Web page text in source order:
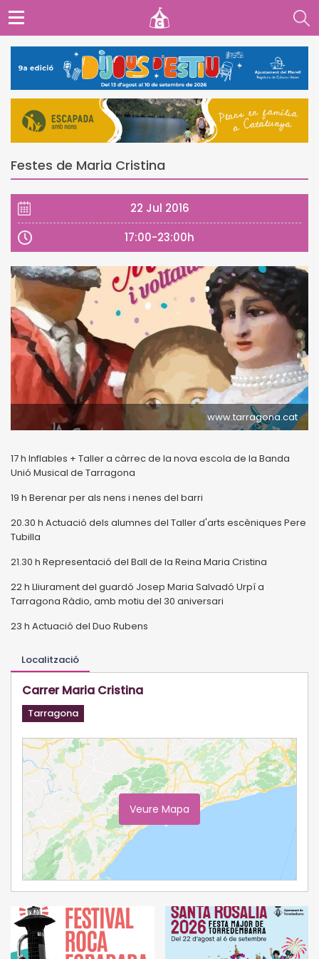
Festes de Maria Cristina
22 Jul 2016
17:00-23:00h
www.tarragona.cat
17 h Inflables + Taller a càrrec de la nova escola de la Banda
Unió Musical de Tarragona
19 h Berenar per als nens i nenes del barri
20.30 h Actuació dels alumnes del Taller d'arts escèniques Pere
Tubilla
21.30 h Representació del Ball de la Reina Maria Cristina
22 h Lliurament del guardó Josep Maria Salvadó Urpí a
Tarragona Ràdio, amb motiu del 30 aniversari
23 h Actuació del Duo Rubens
Localització
Carrer Maria Cristina
Tarragona
Veure Mapa